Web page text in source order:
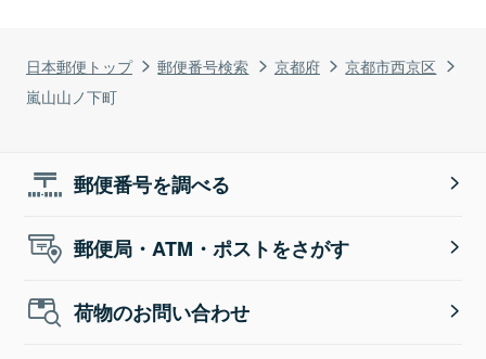
日本郵便トップ 郵便番号検索 京都府
京都市西京区
嵐山山ノ下町
郵便番号を調べる
郵便局・ATM・ポストをさがす
荷物のお問い合わせ